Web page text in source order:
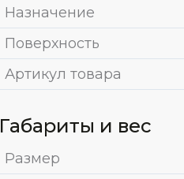
Назначение
Поверхность
Артикул товара
Габариты и вес
Размер